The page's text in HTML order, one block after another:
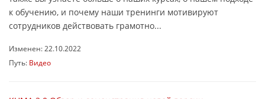
к обучению, и почему наши тренинги мотивируют
сотрудников действовать грамотно...
Изменен: 22.10.2022
Путь: Видео